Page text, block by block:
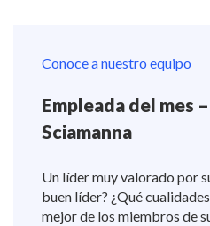
Conoce a nuestro equipo
Empleada del mes
Sciamanna
Un líder muy valorado por
buen líder? ¿Qué
mejor de los miembros de